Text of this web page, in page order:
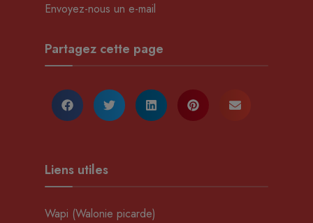
Envoyez-nous un e-mail
Partagez cette page
Liens utiles
Wapi (Walonie picarde)